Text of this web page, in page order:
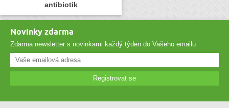
antibiotik
Novinky zdarma
Zdarma newsletter s novinkami každý týden do Vašeho emailu
Registrovat se